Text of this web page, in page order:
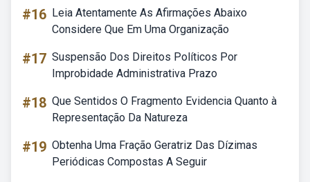
#16 Leia Atentamente As Afirmações Abaixo
Considere Que Em Uma Organização
#17 Suspensão Dos Direitos Políticos Por
Improbidade Administrativa Prazo
#18 Que Sentidos O Fragmento Evidencia Quanto à
Representação Da Natureza
#19 Obtenha Uma Fração Geratriz Das Dízimas
Periódicas Compostas A Seguir